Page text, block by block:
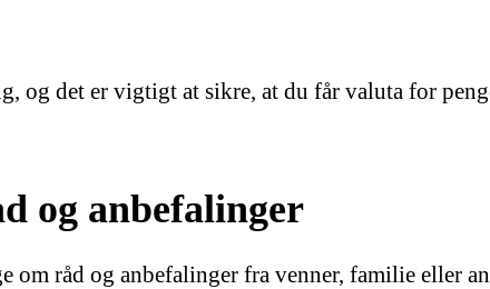
og det er vigtigt at sikre, at du får valuta for
og anbefalinger
om råd og anbefalinger fra venner, familie eller